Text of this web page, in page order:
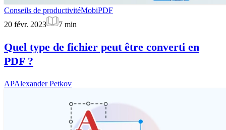
Conseils de productivitéMobiPDF
20 févr. 2023
7 min
Quel type de fichier peut être converti en
PDF ?
APAlexander Petkov